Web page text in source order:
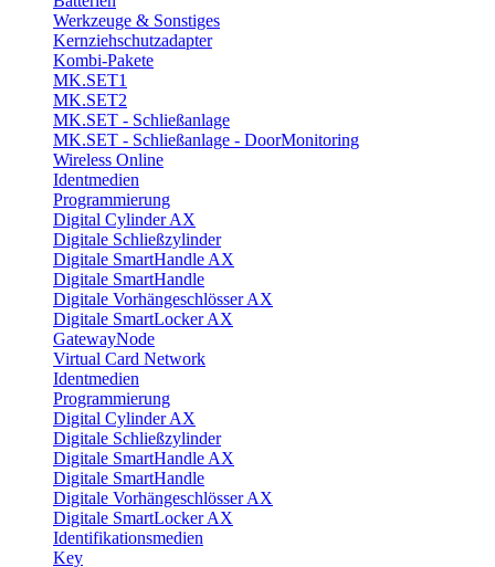
Werkzeuge & Sonstiges
Kernziehschutzadapter
Kombi-Pakete
MK.SET1
MK.SET2
MK.SET - Schließanlage
MK.SET - Schließanlage - DoorMonitoring
Wireless Online
Identmedien
Programmierung
Digital Cylinder AX
Digitale Schließzylinder
Digitale SmartHandle AX
Digitale SmartHandle
Digitale Vorhängeschlösser AX
Digitale SmartLocker AX
GatewayNode
Virtual Card Network
Identmedien
Programmierung
Digital Cylinder AX
Digitale Schließzylinder
Digitale SmartHandle AX
Digitale SmartHandle
Digitale Vorhängeschlösser AX
Digitale SmartLocker AX
Identifikationsmedien
Key